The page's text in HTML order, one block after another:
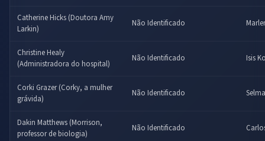
Catherine Hicks (Doutora Amy
Larkin)
Não Identificado
Christine Healy
(Administradora do hospital)
Não Identificado Isis
Corki Grazer (Corky, a mulher
grávida)
Não Identificado
Dakin Matthews (Morrison,
professor de biologia)
Não Identificado